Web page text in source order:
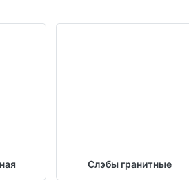
Слэбы гранитные